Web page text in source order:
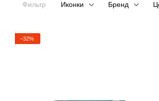
Фильтр Иконки Бренд
−32%